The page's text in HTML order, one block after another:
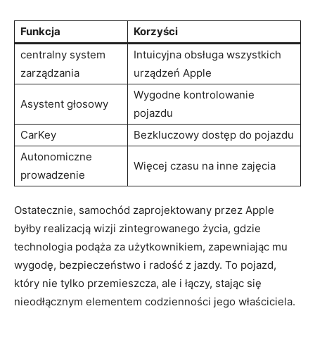
Funkcja
Korzyści
centralny system
zarządzania
Intuicyjna obsługa wszystkich
urządzeń Apple
Asystent głosowy
Wygodne kontrolowanie
pojazdu
CarKey
Bezkluczowy dostęp do pojazdu
Autonomiczne
prowadzenie
Więcej czasu na inne zajęcia
Ostatecznie, samochód zaprojektowany przez Apple
byłby realizacją wizji zintegrowanego życia, gdzie
technologia podąża za użytkownikiem, zapewniając mu
wygodę, bezpieczeństwo i radość z jazdy. To pojazd,
który nie tylko przemieszcza, ale i łączy, stając się
nieodłącznym elementem codzienności jego właściciela.